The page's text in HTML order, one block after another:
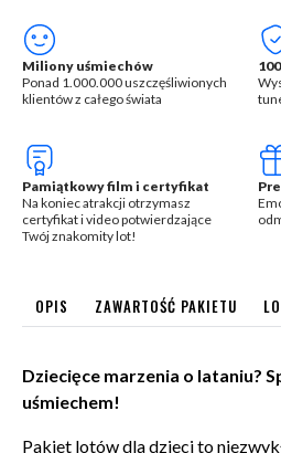
Miliony uśmiechów
Ponad 1.000.000 uszczęśliwionych
klientów z całego świata
Pamiątkowy film i certyfikat
Na koniec atrakcji otrzymasz
certyfikat i video potwierdzające
Twój znakomity lot!
OPIS ZAWARTOŚĆ PAKIETU
Dziecięce marzenia o lataniu?
uśmiechem!
Pakiet lotów dla dzieci to